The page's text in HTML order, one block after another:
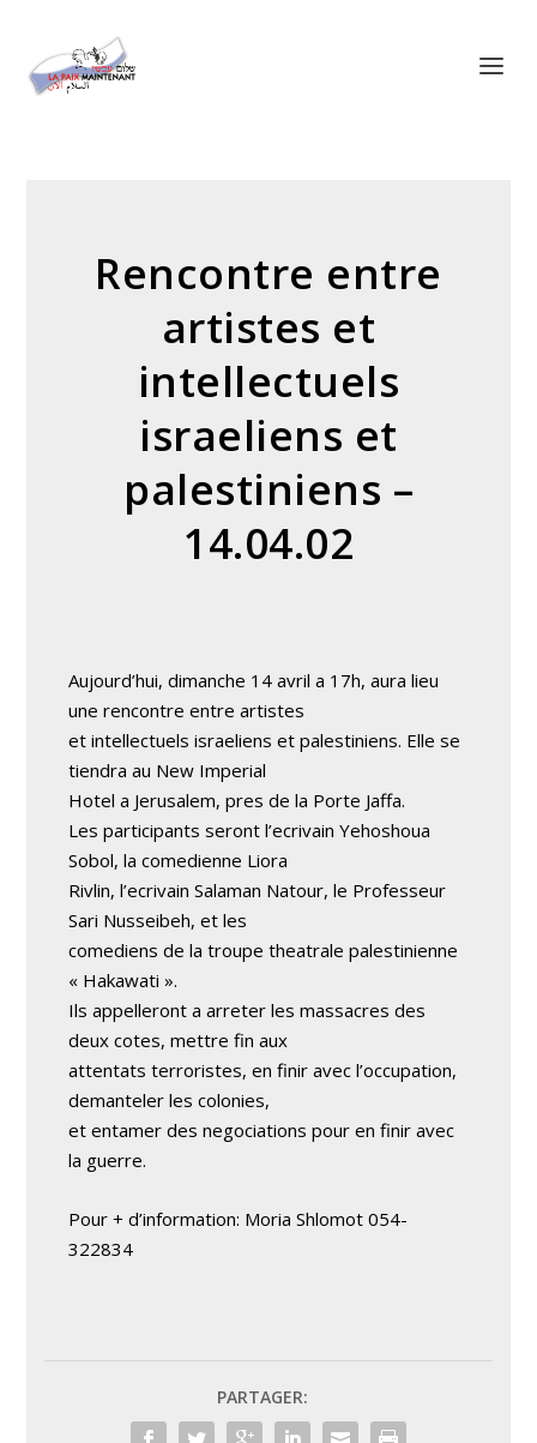
Rencontre entre
artistes et
intellectuels
israeliens et
palestiniens –
14.04.02
Aujourd’hui, dimanche 14 avril a 17h, aura lieu
une rencontre entre artistes
et intellectuels israeliens et palestiniens. Elle se
tiendra au New Imperial
Hotel a Jerusalem, pres de la Porte Jaffa.
Les participants seront l’ecrivain Yehoshoua
Sobol, la comedienne Liora
Rivlin, l’ecrivain Salaman Natour, le Professeur
Sari Nusseibeh, et les
comediens de la troupe theatrale palestinienne
« Hakawati ».
Ils appelleront a arreter les massacres des
deux cotes, mettre fin aux
attentats terroristes, en finir avec l’occupation,
demanteler les colonies,
et entamer des negociations pour en finir avec
la guerre.
Pour + d’information: Moria Shlomot 054-
322834
PARTAGER: